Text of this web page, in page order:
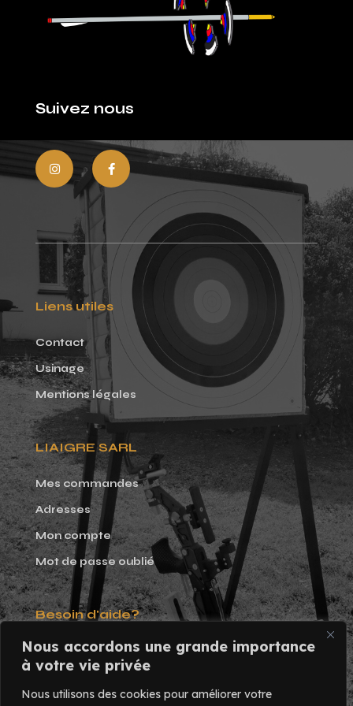
Nous accordons une grande importance
à votre vie privée
Nous utilisons des cookies pour améliorer votre
Suivez nous
Liens utiles
Contact
Usinage
Mentions légales
LIAIGRE SARL
Mes commandes
Adresses
Mon compte
Mot de passe oublié
Besoin d'aide?
Tél. 02 47 58 17 82
9h - 17h